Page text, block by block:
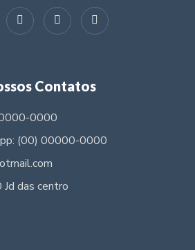
Contatos
0000
(00) 00000-0000
das centro